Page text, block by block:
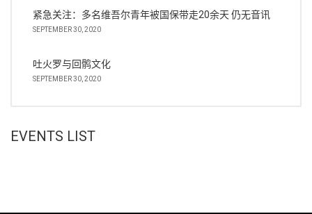
紧急关注：多名维吾尔青年被国保带走20余天 仍无音讯
SEPTEMBER 30, 2020
吐火罗与回鹘文化
SEPTEMBER 30, 2020
EVENTS LIST